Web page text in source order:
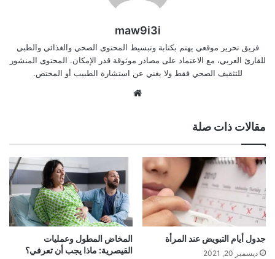
maw9i3i
فريق تحرير موقعي يهتم بكتابة وتبسيط المحتوى الصحي والغذائي والطبي
للقارئ العربي، مع الاعتماد على مصادر موثوقة قدر الإمكان. المحتوى المنشور
للتثقيف الصحي فقط ولا يغني عن استشارة الطبيب أو المختص.
مقالات ذات صلة
جدول أيام التبويض عند المرأة
ديسمبر 20, 2021
المخاض المطول وعمليات
القيصرية: ماذا يجب أن تعرفي؟